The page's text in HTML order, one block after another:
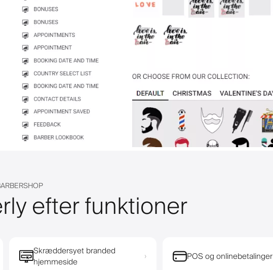
efter funktioner
Skræddersyet branded
hjemmeside
› POS og onlinebetalinger